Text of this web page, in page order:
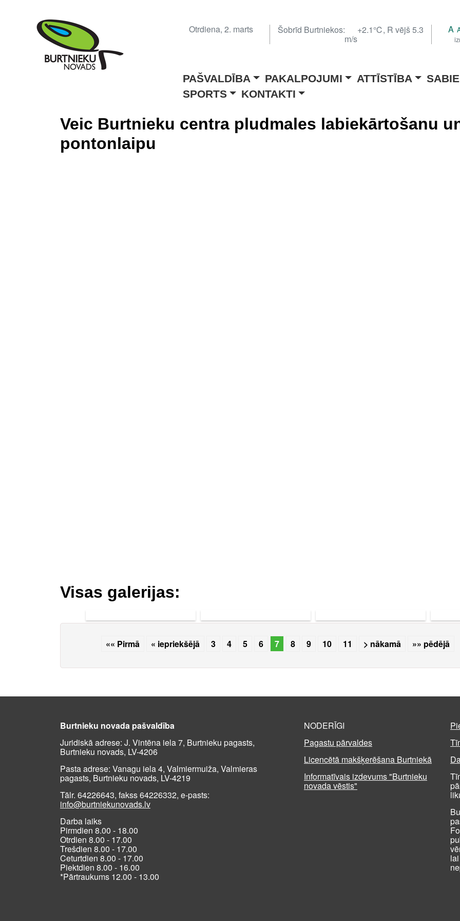
Otrdiena, 2. marts Šobrīd Burtniekos: +2.1℃, R vējš 5.3
m/s
A
PAŠVALDĪBA PAKALPOJUMI ATTĪSTĪBA
SPORTS
KONTAKTI
Veic Burtnieku centra pludmales labiekārtošanu
pontonlaipu
Visas galerijas:
Sacensību
Burtnieku
Zinību dienas
Matīšos
Koncerts Ar
Parīzes
«« Pirmā « iepriekšējā 3 4 5 6 7 8 9 10 11 > nākamā »» pēdējā
Burtnieku novada pašvaldība
Juridiskā adrese: J. Vintēna iela 7, Burtnieku pagasts,
Burtnieku novads, LV-4206
Pasta adrese: Vanagu iela 4, Valmiermuiža, Valmieras
pagasts, Burtnieku novads, LV-4219
Tālr. 64226643, fakss 64226332, e-pasts:
info@burtniekunovads.lv
Darba laiks
Pirmdien 8.00 - 18.00
Otrdien 8.00 - 17.00
Trešdien 8.00 - 17.00
Ceturtdien 8.00 - 17.00
Piektdien 8.00 - 16.00
*Pārtraukums 12.00 - 13.00
NODERĪGI
Pagastu pārvaldes
Licencētā makšķerēšana Burtniekā
Informatīvais izdevums "Burtnieku
novada vēstis"